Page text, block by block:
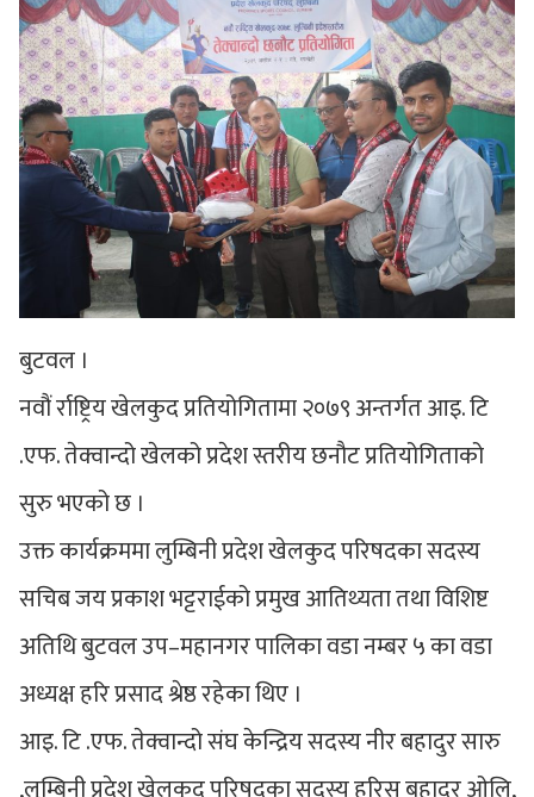
बुटवल ।
नवौं र्राष्ट्रिय खेलकुद प्रतियोगितामा २०७९ अन्तर्गत आइ. टि
.एफ. तेक्वान्दो खेलको प्रदेश स्तरीय छनौट प्रतियोगिताको
सुरु भएको छ ।
उक्त कार्यक्रममा लुम्बिनी प्रदेश खेलकुद परिषदका सदस्य
सचिब जय प्रकाश भट्टराईको प्रमुख आतिथ्यता तथा विशिष्ट
अतिथि बुटवल उप–महानगर पालिका वडा नम्बर ५ का वडा
अध्यक्ष हरि प्रसाद श्रेष्ठ रहेका थिए ।
आइ. टि .एफ. तेक्वान्दो संघ केन्द्रिय सदस्य नीर बहादुर सारु